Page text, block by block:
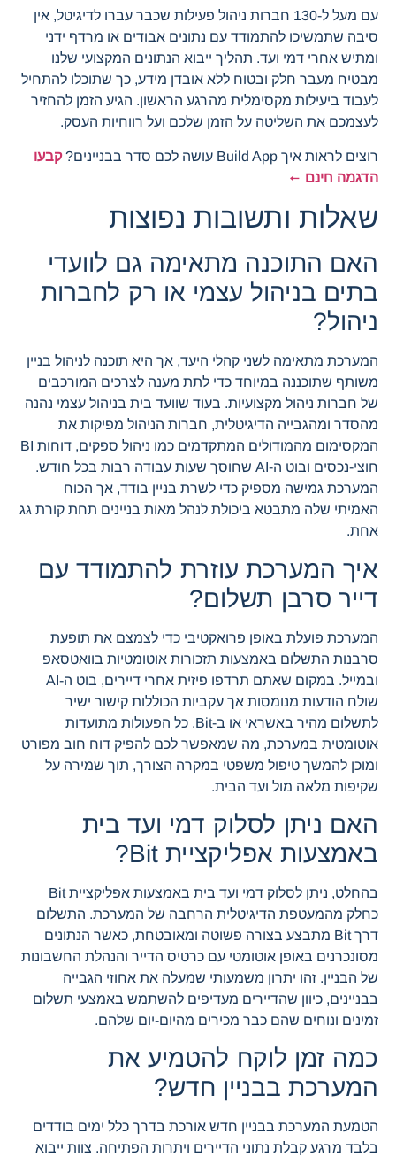
עם מעל ל-130 חברות ניהול פעילות שכבר עברו לדיגיטל, אין
סיבה שתמשיכו להתמודד עם נתונים אבודים או מרדף ידני
ומתיש אחרי דמי ועד. תהליך ייבוא הנתונים המקצועי שלנו
מבטיח מעבר חלק ובטוח ללא אובדן מידע, כך שתוכלו להתחיל
לעבוד ביעילות מקסימלית מהרגע הראשון. הגיע הזמן להחזיר
לעצמכם את השליטה על הזמן שלכם ועל רווחיות העסק.
רוצים לראות איך Build App עושה לכם סדר בבניינים?
קבעו
הדגמה חינם ←
שאלות ותשובות נפוצות
האם התוכנה מתאימה גם לוועדי
בתים בניהול עצמי או רק לחברות
ניהול?
המערכת מתאימה לשני קהלי היעד, אך היא תוכנה לניהול בניין
משותף שתוכננה במיוחד כדי לתת מענה לצרכים המורכבים
של חברות ניהול מקצועיות. בעוד שוועד בית בניהול עצמי נהנה
מהסדר ומהגבייה הדיגיטלית, חברות הניהול מפיקות את
המקסימום מהמודולים המתקדמים כמו ניהול ספקים, דוחות BI
חוצי-נכסים ובוט ה-AI שחוסך שעות עבודה רבות בכל חודש.
המערכת גמישה מספיק כדי לשרת בניין בודד, אך הכוח
האמיתי שלה מתבטא ביכולת לנהל מאות בניינים תחת קורת גג
אחת.
איך המערכת עוזרת להתמודד עם
דייר סרבן תשלום?
המערכת פועלת באופן פרואקטיבי כדי לצמצם את תופעת
סרבנות התשלום באמצעות תזכורות אוטומטיות בוואטסאפ
ובמייל. במקום שאתם תרדפו פיזית אחרי דיירים, בוט ה-AI
שולח הודעות מנומסות אך עקביות הכוללות קישור ישיר
לתשלום מהיר באשראי או ב-Bit. כל הפעולות מתועדות
אוטומטית במערכת, מה שמאפשר לכם להפיק דוח חוב מפורט
ומוכן להמשך טיפול משפטי במקרה הצורך, תוך שמירה על
שקיפות מלאה מול ועד הבית.
האם ניתן לסלוק דמי ועד בית
באמצעות אפליקציית Bit?
בהחלט, ניתן לסלוק דמי ועד בית באמצעות אפליקציית Bit
כחלק מהמעטפת הדיגיטלית הרחבה של המערכת. התשלום
דרך Bit מתבצע בצורה פשוטה ומאובטחת, כאשר הנתונים
מסונכרנים באופן אוטומטי עם כרטיס הדייר והנהלת החשבונות
של הבניין. זהו יתרון משמעותי שמעלה את אחוזי הגבייה
בבניינים, כיוון שהדיירים מעדיפים להשתמש באמצעי תשלום
זמינים ונוחים שהם כבר מכירים מהיום-יום שלהם.
כמה זמן לוקח להטמיע את
המערכת בבניין חדש?
הטמעת המערכת בבניין חדש אורכת בדרך כלל ימים בודדים
בלבד מרגע קבלת נתוני הדיירים ויתרות הפתיחה. צוות ייבוא